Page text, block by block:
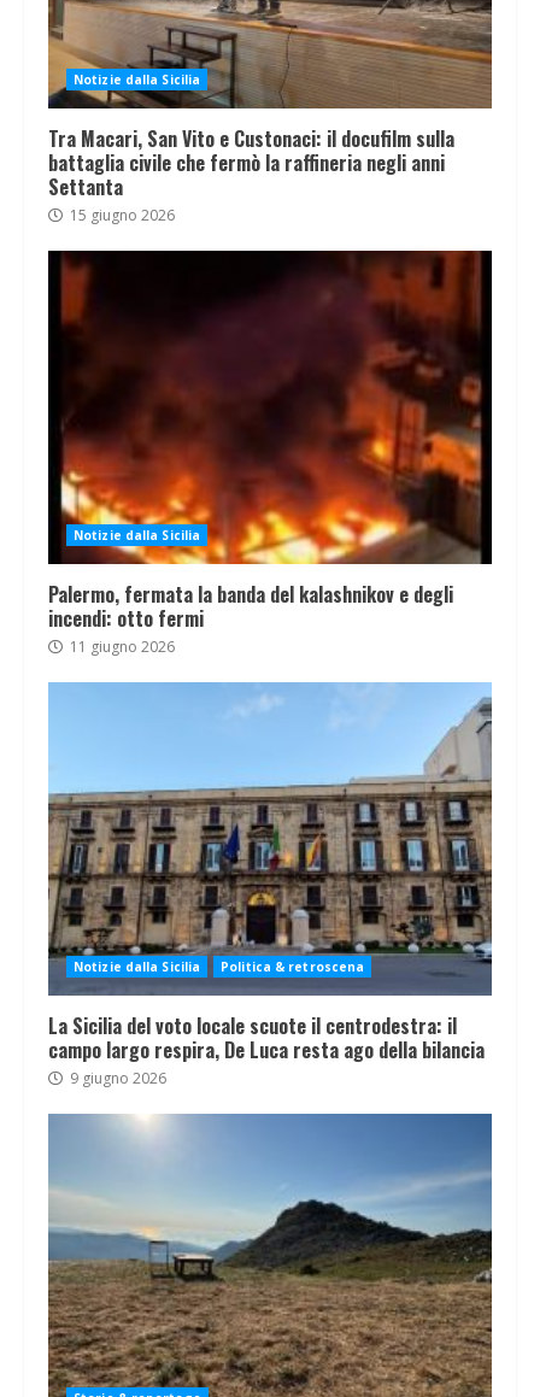
Notizie dalla Sicilia
Tra Macari, San Vito e Custonaci: il docufilm sulla
battaglia civile che fermò la raffineria negli anni
Settanta
15 giugno 2026
Notizie dalla Sicilia
Palermo, fermata la banda del kalashnikov e degli
incendi: otto fermi
11 giugno 2026
Notizie dalla Sicilia Politica & retroscena
La Sicilia del voto locale scuote il centrodestra: il
campo largo respira, De Luca resta ago della bilancia
9 giugno 2026